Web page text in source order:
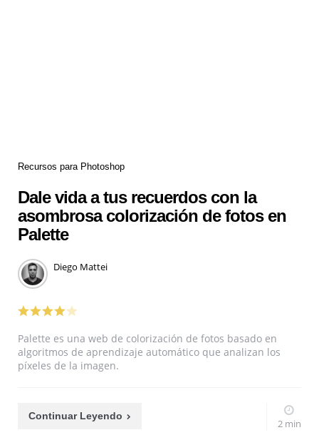
Recursos para Photoshop
Dale vida a tus recuerdos con la
asombrosa colorización de fotos en
Palette
Diego Mattei
Palette es una web de colorización de fotos basado en
algoritmos de aprendizaje automático que analizan los
píxeles de la imagen.
Continuar Leyendo
2 min